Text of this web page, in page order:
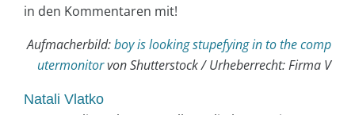
in den Kommentaren mit!
Aufmacherbild:boy is looking stupefying in to the comp
utermonitorvon Shutterstock / Urheberrecht: Firma V
Natali Vlatko